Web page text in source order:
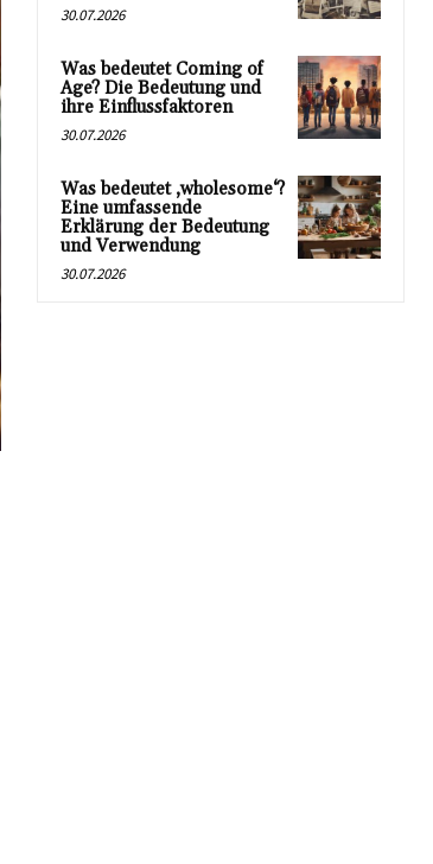
30.07.2026
Was bedeutet Coming of
Age? Die Bedeutung und
ihre Einflussfaktoren
30.07.2026
Was bedeutet ‚wholesome‘?
Eine umfassende
Erklärung der Bedeutung
und Verwendung
30.07.2026